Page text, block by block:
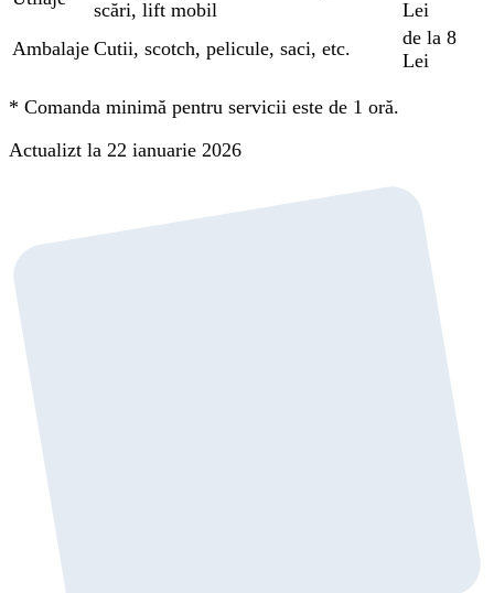
scări, lift mobil
Lei
Ambalaje Cutii, scotch, pelicule, saci, etc.
de la 8
Lei
* Comanda minimă pentru servicii este de 1 oră.
Actualizt la 22 ianuarie 2026